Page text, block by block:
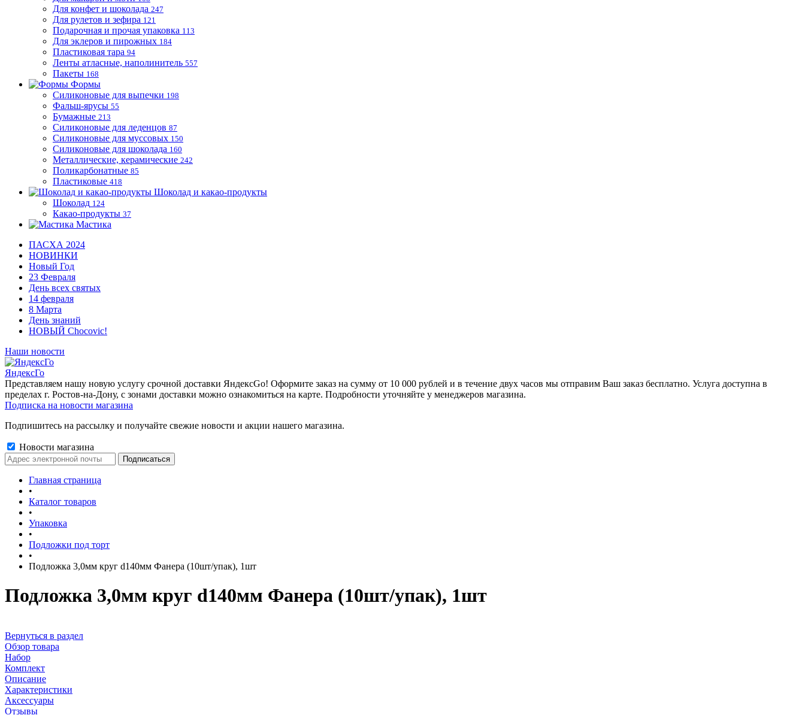
Для конфет и шоколада 247
Для рулетов и зефира 121
Подарочная и прочая упаковка 113
Для эклеров и пирожных 184
Пластиковая тара 94
Ленты атласные, наполинитель 557
Пакеты 168
Формы
Силиконовые для выпечки 198
Фальш-ярусы 55
Бумажные 213
Силиконовые для леденцов 87
Силиконовые для муссовых 150
Силиконовые для шоколада 160
Металлические, керамические 242
Поликарбонатные 85
Пластиковые 418
Шоколад и какао-продукты
Шоколад 124
Какао-продукты 37
Мастика
ПАСХА 2024
НОВИНКИ
Новый Год
23 Февраля
День всех святых
14 февраля
8 Марта
День знаний
НОВЫЙ Chocovic!
Наши новости
ЯндексГо
Представляем нашу новую услугу срочной доставки ЯндексGo! Оформите заказ на сумму от 10 000 рублей и в течение двух часов мы отправим Ваш заказ бесплатно. Услуга доступна в
пределах г. Ростов-на-Дону, с зонами доставки можно ознакомиться на карте. Подробности уточняйте у менеджеров магазина.
Подписка на новости магазина
Подпишитесь на рассылку и получайте свежие новости и акции нашего магазина.
Новости магазина
Главная страница
•
Каталог товаров
•
Упаковка
•
Подложки под торт
•
Подложка 3,0мм круг d140мм Фанера (10шт/упак), 1шт
Подложка 3,0мм круг d140мм Фанера (10шт/упак), 1шт
Вернуться в раздел
Обзор товара
Набор
Комплект
Описание
Характеристики
Аксессуары
Отзывы